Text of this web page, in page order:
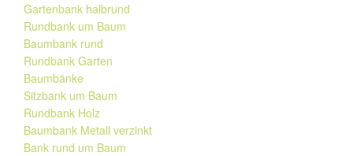
Gartenbank halbrund
Rundbank um Baum
Baumbank rund
Rundbank Garten
Baumbänke
Sitzbank um Baum
Rundbank Holz
Baumbank Metall verzinkt
Bank rund um Baum